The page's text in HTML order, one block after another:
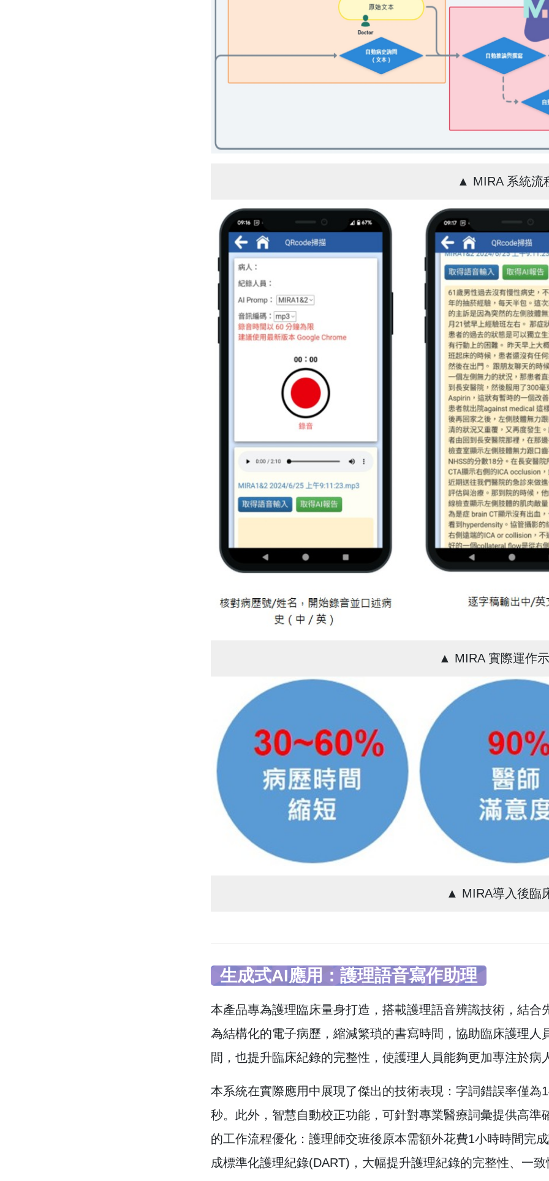
▲ MIRA 系統流
▲ MIRA 實際運作
▲ MIRA導入後臨
生成式AI應用：護理語音寫作助理
本產品專為護理臨床量身打造，搭載護理語音辨識技術，結
為結構化的電子病歷，縮減繁瑣的書寫時間，協助臨床護理
間，也提升臨床紀錄的完整性，使護理人員能夠更加專注於
本系統在實際應用中展現了傑出的技術表現：字詞錯誤率僅
秒。此外，智慧自動校正功能，可針對專業醫療詞彙提供高
的工作流程優化：護理師交班後原本需額外花費1小時時間完
成標準化護理紀錄(DART)，大幅提升護理紀錄的完整性、一